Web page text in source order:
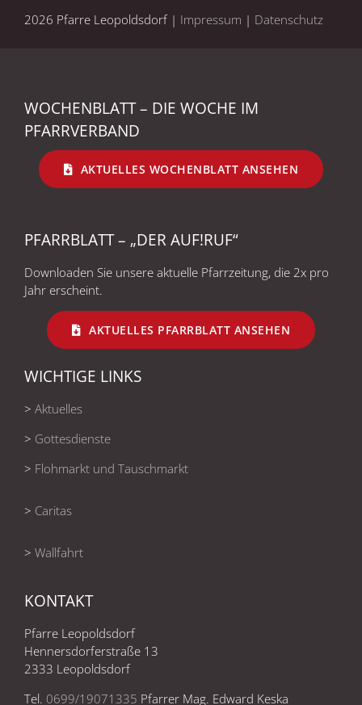
2026 Pfarre Leopoldsdorf | Impressum | Datenschutz
WOCHENBLATT – DIE WOCHE IM
PFARRVERBAND
AKTUELLES WOCHENBLATT ANSEHEN
PFARRBLATT – „DER AUF!RUF“
Downloaden Sie unsere aktuelle Pfarrzeitung, die 2x pro
Jahr erscheint.
AKTUELLES PFARRBLATT ANSEHEN
WICHTIGE LINKS
> Aktuelles
> Gottesdienste
> Flohmarkt und Tauschmarkt
> Caritas
> Wallfahrt
KONTAKT
Pfarre Leopoldsdorf
Hennersdorferstraße 13
2333 Leopoldsdorf
Tel. 0699/19071335 Pfarrer Mag. Edward Keska